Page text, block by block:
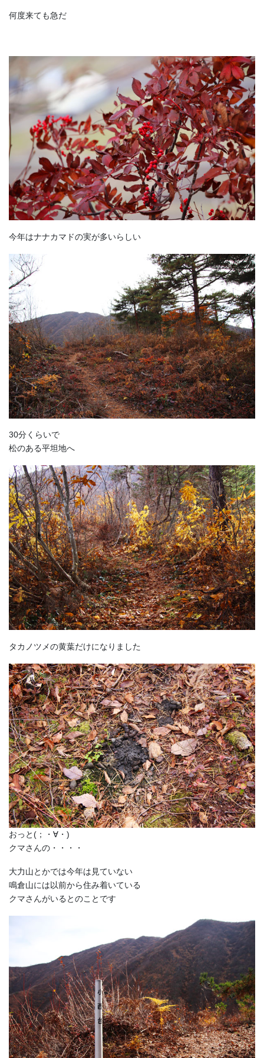
何度来ても急だ
今年はナナカマドの実が多いらしい
30分くらいで
松のある平坦地へ
タカノツメの黄葉だけになりました
おっと(；・∀・)
クマさんの・・・・
大力山とかでは今年は見ていない
鳴倉山には以前から住み着いている
クマさんがいるとのことです